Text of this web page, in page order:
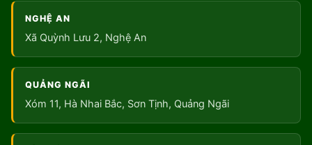
NGHỆ AN
Xã Quỳnh Lưu 2, Nghệ An
QUẢNG NGÃI
Xóm 11, Hà Nhai Bắc, Sơn Tịnh, Quảng Ngãi